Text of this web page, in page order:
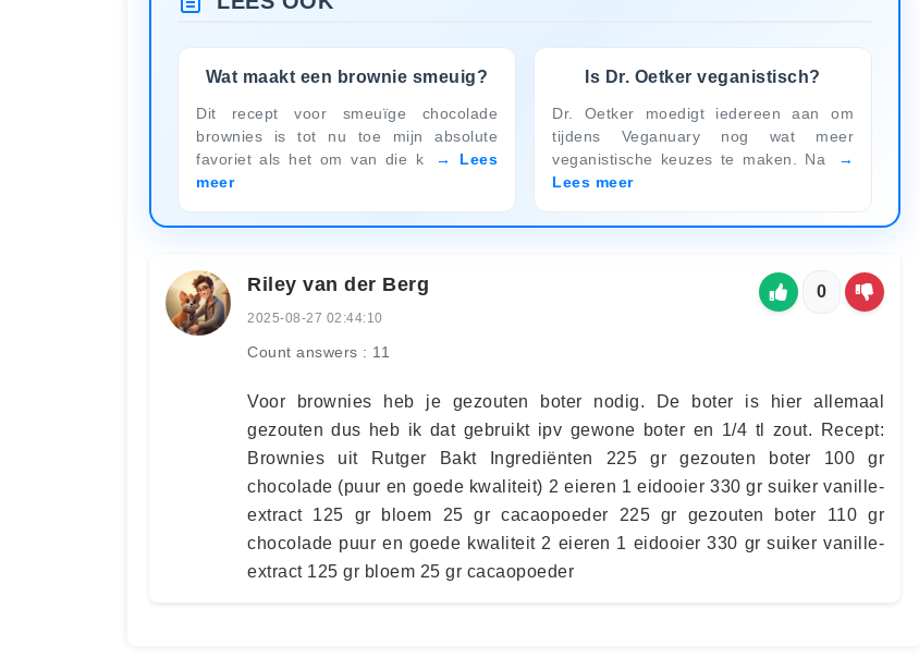
Wat maakt een brownie smeuig?
Dit recept voor smeuïge chocolade
brownies is tot nu toe mijn absolute
favoriet als het om van die k
Lees
meer
Is Dr. Oetker veganistisch?
Dr. Oetker moedigt iedereen aan om
tijdens Veganuary nog wat meer
veganistische keuzes te maken. Na
Lees meer
Riley van der Berg
2025-08-27 02:44:10
Count answers : 11
0
Voor brownies heb je gezouten boter nodig. De boter is hier allemaal
gezouten dus heb ik dat gebruikt ipv gewone boter en 1/4 tl zout. Recept:
Brownies uit Rutger Bakt Ingrediënten 225 gr gezouten boter 100 gr
chocolade (puur en goede kwaliteit) 2 eieren 1 eidooier 330 gr suiker vanille-
extract 125 gr bloem 25 gr cacaopoeder 225 gr gezouten boter 110 gr
chocolade puur en goede kwaliteit 2 eieren 1 eidooier 330 gr suiker vanille-
extract 125 gr bloem 25 gr cacaopoeder